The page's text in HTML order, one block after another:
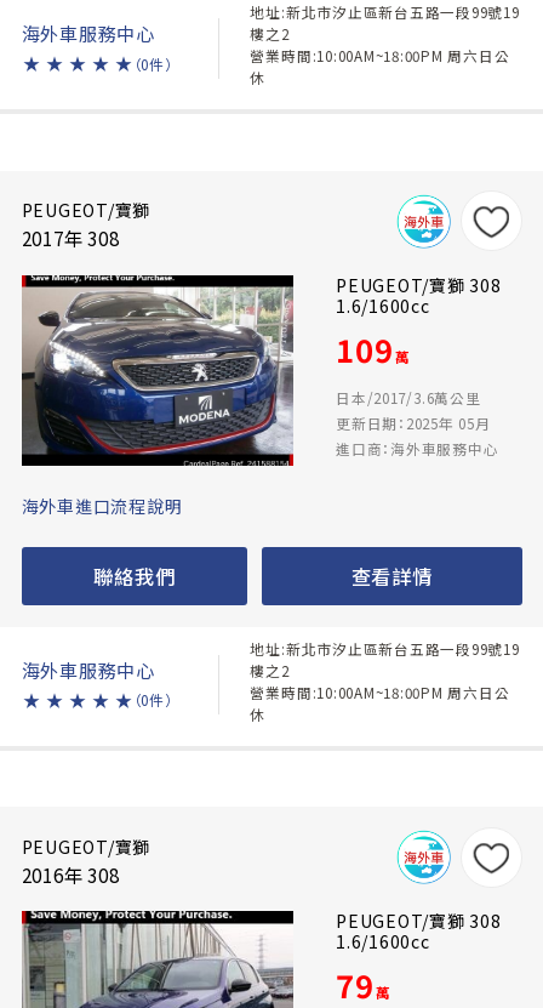
海外車服務中心
★ ★ ★ ★ ★ （0件）
地址:新北市汐止區新台五路一段99號19
樓之2
營業時間:10:00AM~18:00PM 周六日公
休
PEUGEOT/寶獅
2017年 308
PEUGEOT/寶獅 308
1.6/1600cc
109萬
日本/2017/3.6萬公里
更新日期：2025年 05月
進口商：海外車服務中心
海外車進口流程說明
聯絡我們 查看詳情
海外車服務中心
★ ★ ★ ★ ★ （0件）
地址:新北市汐止區新台五路一段99號19
樓之2
營業時間:10:00AM~18:00PM 周六日公
休
PEUGEOT/寶獅
2016年 308
PEUGEOT/寶獅 308
1.6/1600cc
79萬